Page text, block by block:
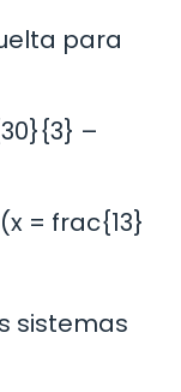
para
–
= frac{13}
sistemas